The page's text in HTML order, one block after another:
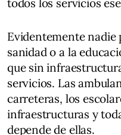
todos los servicios
Evidentemente nadie
sanidad o a la
que sin
servicios. Las
carreteras, los
infraestructuras y
depende de ellas.